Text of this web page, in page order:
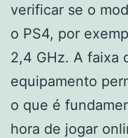
verificar se o
o PS4, por
2,4 GHz. A faixa
equipamento
o que é
hora de jogar